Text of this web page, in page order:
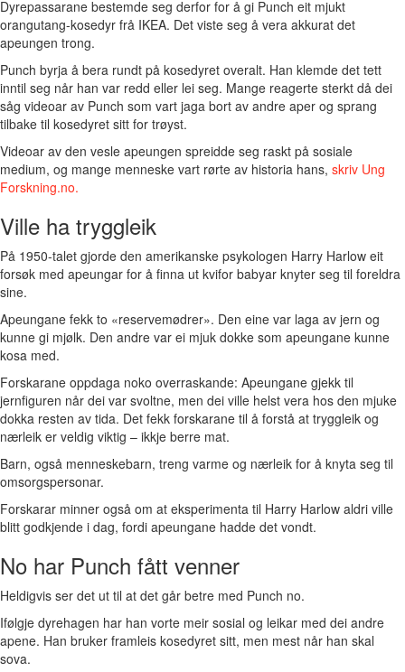
Dyrepassarane bestemde seg derfor for å gi Punch eit mjukt
orangutang-kosedyr frå IKEA. Det viste seg å vera akkurat det
apeungen trong.
Punch byrja å bera rundt på kosedyret overalt. Han klemde det tett
inntil seg når han var redd eller lei seg. Mange reagerte sterkt då dei
såg videoar av Punch som vart jaga bort av andre aper og sprang
tilbake til kosedyret sitt for trøyst.
Videoar av den vesle apeungen spreidde seg raskt på sosiale
medium, og mange menneske vart rørte av historia hans, skriv Ung
Forskning.no.
Ville ha tryggleik
På 1950-talet gjorde den amerikanske psykologen Harry Harlow eit
forsøk med apeungar for å finna ut kvifor babyar knyter seg til foreldra
sine.
Apeungane fekk to «reservemødrer». Den eine var laga av jern og
kunne gi mjølk. Den andre var ei mjuk dokke som apeungane kunne
kosa med.
Forskarane oppdaga noko overraskande: Apeungane gjekk til
jernfiguren når dei var svoltne, men dei ville helst vera hos den mjuke
dokka resten av tida. Det fekk forskarane til å forstå at tryggleik og
nærleik er veldig viktig – ikkje berre mat.
Barn, også menneskebarn, treng varme og nærleik for å knyta seg til
omsorgspersonar.
Forskarar minner også om at eksperimenta til Harry Harlow aldri ville
blitt godkjende i dag, fordi apeungane hadde det vondt.
No har Punch fått venner
Heldigvis ser det ut til at det går betre med Punch no.
Ifølgje dyrehagen har han vorte meir sosial og leikar med dei andre
apene. Han bruker framleis kosedyret sitt, men mest når han skal
sova.